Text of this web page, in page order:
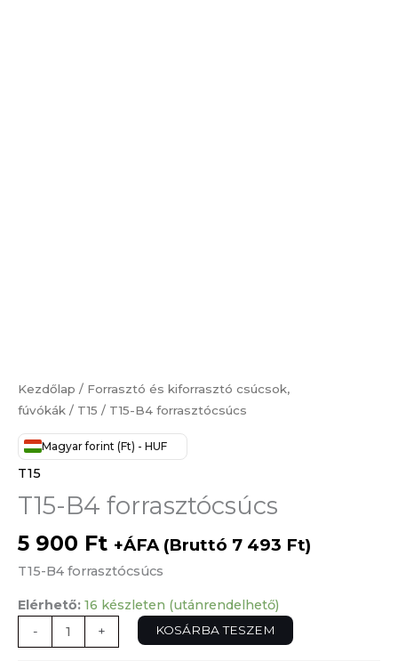
Kezdőlap / Forrasztó és kiforrasztó csúcsok,
fúvókák / T15 / T15-B4 forrasztócsúcs
Magyar forint (Ft) - HUF
T15
T15-B4 forrasztócsúcs
5 900 Ft +ÁFA (Bruttó 7 493 Ft)
T15-B4 forrasztócsúcs
Elérhető: 16 készleten (utánrendelhető)
-
+ KOSÁRBA TESZEM